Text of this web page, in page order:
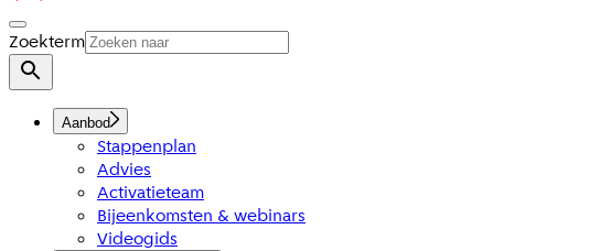
Zoekterm
Aanbod
Stappenplan
Advies
Activatieteam
Bijeenkomsten & webinars
Videogids